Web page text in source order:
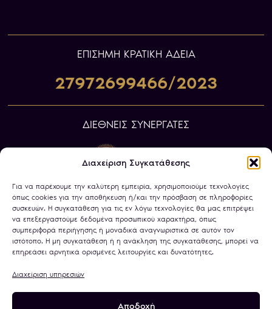
Διαχείριση Συγκατάθεσης
Για να παρέχουμε την καλύτερη εμπειρία, χρησιμοποιούμε τεχνολογίες
όπως cookies για την αποθήκευση ή/και την πρόσβαση σε πληροφορίες
συσκευών. Η συγκατάθεση για τις εν λόγω τεχνολογίες θα μας επιτρέψει
να επεξεργαστούμε δεδομένα προσωπικού χαρακτήρα, όπως
συμπεριφορά περιήγησης ή μοναδικά αναγνωριστικά σε αυτόν τον
ιστότοπο. Η μη συγκατάθεση ή η ανάκληση της συγκατάθεσης, μπορεί να
επηρεάσει αρνητικά ορισμένες λειτουργίες και δυνατότητες.
Διαχείριση υπηρεσιών
Αποδοχή
ΕΠIΣΗΜΗ ΚΡΑΤΙΚΗ ΑΔΕΙΑ
27972699466/2023
ΔΙΕΘΝΕΙΣ ΣΥΝΕΡΓΑΤΕΣ